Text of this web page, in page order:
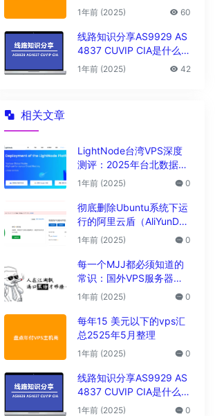
1年前 (2025) 60
线路知识分享AS9929 AS
4837 CUVIP CIA是什么线
路?
1年前 (2025) 42
相关文章
LightNode台湾VPS深度
测评：2025年台北数据中
心vps性能与解锁能力全解
1年前 (2025) 0
彻底删除Ubuntu系统下运
行的阿里云盾（AliYunDu
n/Aegis）
1年前 (2025) 0
每一个MJJ都必须知道的
常识：国外VPS服务器圈
子黑话大全
1年前 (2025) 0
每年15 美元以下的vps汇
总2525年5月整理
1年前 (2025) 0
线路知识分享AS9929 AS
4837 CUVIP CIA是什么线
路?
1年前 (2025) 0